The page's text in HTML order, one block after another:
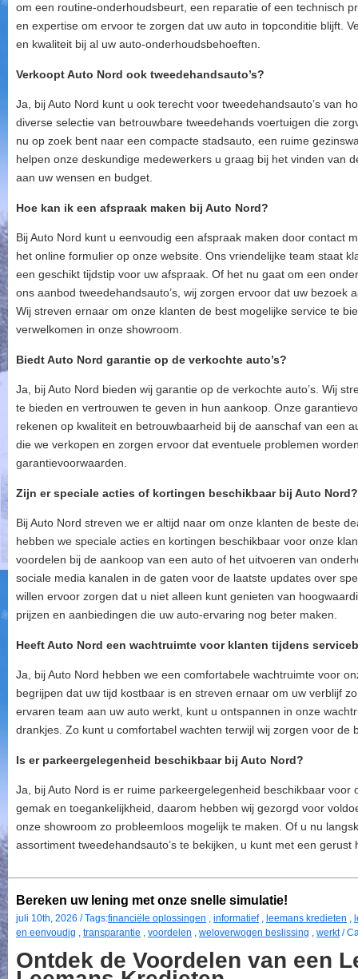
om een routine-onderhoudsbeurt, een reparatie of een technisch
en expertise om ervoor te zorgen dat uw auto in topconditie blijft.
en kwaliteit bij al uw auto-onderhoudsbehoeften.
Verkoopt Auto Nord ook tweedehandsauto’s?
Ja, bij Auto Nord kunt u ook terecht voor tweedehandsauto’s van
diverse selectie van betrouwbare tweedehands voertuigen die
nu op zoek bent naar een compacte stadsauto, een ruime
helpen onze deskundige medewerkers u graag bij het vinden van
aan uw wensen en budget.
Hoe kan ik een afspraak maken bij Auto Nord?
Bij Auto Nord kunt u eenvoudig een afspraak maken door contact
het online formulier op onze website. Ons vriendelijke team staat
een geschikt tijdstip voor uw afspraak. Of het nu gaat om een
ons aanbod tweedehandsauto’s, wij zorgen ervoor dat uw bezoek
Wij streven ernaar om onze klanten de best mogelijke service te
verwelkomen in onze showroom.
Biedt Auto Nord garantie op de verkochte auto’s?
Ja, bij Auto Nord bieden wij garantie op de verkochte auto’s. Wij
te bieden en vertrouwen te geven in hun aankoop. Onze
rekenen op kwaliteit en betrouwbaarheid bij de aanschaf van een
die we verkopen en zorgen ervoor dat eventuele problemen
garantievoorwaarden.
Zijn er speciale acties of kortingen beschikbaar bij Auto Nord?
Bij Auto Nord streven we er altijd naar om onze klanten de beste
hebben we speciale acties en kortingen beschikbaar voor onze
voordelen bij de aankoop van een auto of het uitvoeren van
sociale media kanalen in de gaten voor de laatste updates over
willen ervoor zorgen dat u niet alleen kunt genieten van
prijzen en aanbiedingen die uw auto-ervaring nog beter maken.
Heeft Auto Nord een wachtruimte voor klanten tijdens
Ja, bij Auto Nord hebben we een comfortabele wachtruimte voor
begrijpen dat uw tijd kostbaar is en streven ernaar om uw verblijf
ervaren team aan uw auto werkt, kunt u ontspannen in onze
drankjes. Zo kunt u comfortabel wachten terwijl wij zorgen voor de
Is er parkeergelegenheid beschikbaar bij Auto Nord?
Ja, bij Auto Nord is er ruime parkeergelegenheid beschikbaar
gemak en toegankelijkheid, daarom hebben wij gezorgd voor
onze showroom zo probleemloos mogelijk te maken. Of u nu
assortiment tweedehandsauto’s te bekijken, u kunt met een gerust
Bereken uw lening met onze snelle simulatie!
juli 10th, 2026 / Tags:financiële oplossingen , informatief, leemans kredieten ,
en eenvoudig , transparantie , voordelen , weloverwogen beslissing , werkt/
Ontdek de Voordelen van een